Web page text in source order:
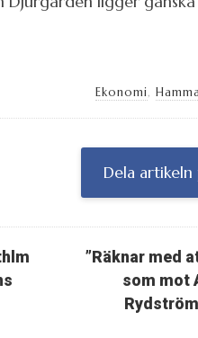
Ekonomi,
Dela artikeln
”Räknar med
som mot